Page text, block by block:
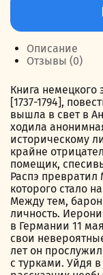
Приключения
барона
Мюнхаузена
Описание
Отзывы (0)
Книга немецкого
[1737-1794],
вышла в свет в
ходила
историческому
крайне
помещик,
Распэ
которого стало
Между тем,
личность.
в Германии 11
свои
лет он
с турками. Уйдя